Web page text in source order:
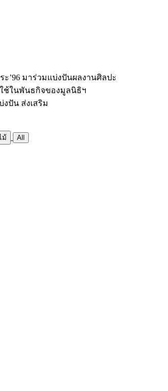
’96 มาร่วมแบ่งปันผลงานศิลปะ
ช้ในพันธกิจของมูลนิธิฯ
ปัน ส่งเสริม
ม้ All